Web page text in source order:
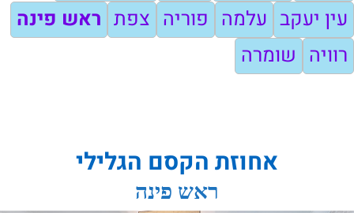
עין יעקב עלמה פוריה צפת ראש פינה
רוויה שומרה
אחוזת הקסם הגלילי
ראש פינה